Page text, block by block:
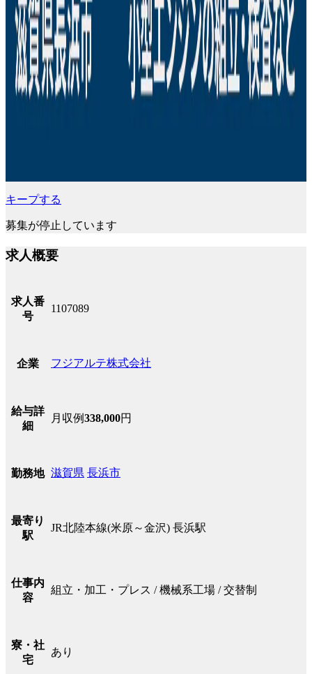
キープする
募集が停止しています
求人概要
求人番
号
1107089
企業 フジアルテ株式会社
給与詳
細
月収例338,000円
勤務地 滋賀県 長浜市
最寄り
駅
JR北陸本線(米原～金沢) 長浜駅
仕事内
容
組立・加工・プレス / 機械系工場 / 交替制
寮・社
宅
あり